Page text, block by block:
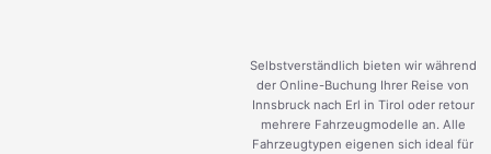
Selbstverständlich bieten wir während
der Online-Buchung Ihrer Reise von
Innsbruck nach Erl in Tirol oder retour
mehrere Fahrzeugmodelle an. Alle
Fahrzeugtypen eigenen sich ideal für